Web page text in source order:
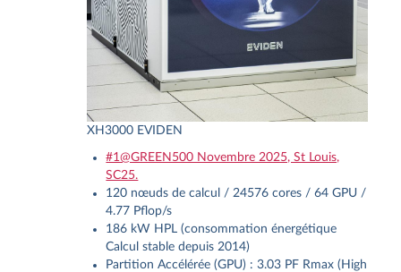
XH3000 EVIDEN
#1@GREEN500 Novembre 2025, St Louis,
SC25.
120 nœuds de calcul / 24576 cores / 64 GPU /
4.77 Pflop/s
186 kW HPL (consommation énergétique
Calcul stable depuis 2014)
Partition Accélérée (GPU) : 3.03 PF Rmax (High